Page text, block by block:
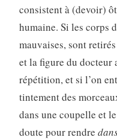
consistent à (devoir)
humaine. Si les corps
mauvaises, sont
et la figure du docteur
répétition, et si l’on
tintement des
dans une coupelle et
doute pour rendre